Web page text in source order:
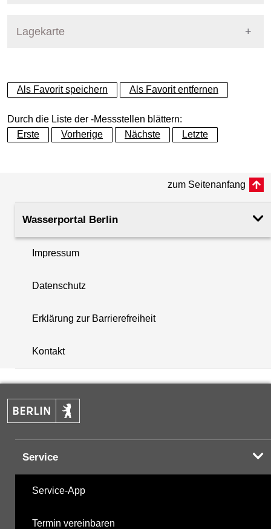
Lagekarte
+
−
+
−
Als Favorit speichern Als Favorit entfernen
Durch die Liste der -Messstellen blättern:
Erste
Vorherige Nächste Letzte
zum Seitenanfang
Wasserportal Berlin
Impressum
Datenschutz
Erklärung zur Barrierefreiheit
Kontakt
Service
Service-App
Termin vereinbaren